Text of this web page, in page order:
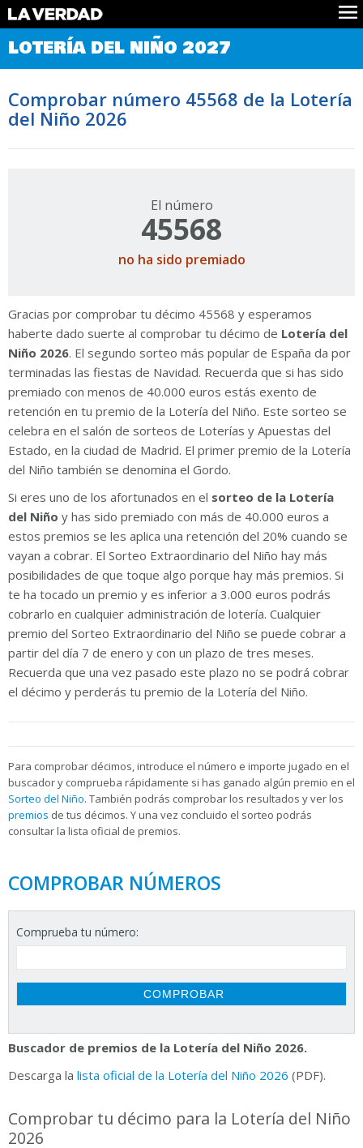
Comprobar Loteria del Niño
Premios
Noticias
Datos
Historia
LOTERÍA DEL NIÑO 2027
Comprobar número 45568 de la Lotería
del Niño 2026
El número
45568
no ha sido premiado
Gracias por comprobar tu décimo 45568 y esperamos
haberte dado suerte al comprobar tu décimo de Lotería del
Niño 2026. El segundo sorteo más popular de España da por
terminadas las fiestas de Navidad. Recuerda que si has sido
premiado con menos de 40.000 euros estás exento de
retención en tu premio de la Lotería del Niño. Este sorteo se
celebra en el salón de sorteos de Loterías y Apuestas del
Estado, en la ciudad de Madrid. El primer premio de la Lotería
del Niño también se denomina el Gordo.
Si eres uno de los afortunados en el sorteo de la Lotería
del Niño y has sido premiado con más de 40.000 euros a
estos premios se les aplica una retención del 20% cuando se
vayan a cobrar. El Sorteo Extraordinario del Niño hay más
posibilidades de que toque algo porque hay más premios. Si
te ha tocado un premio y es inferior a 3.000 euros podrás
cobrarlo en cualquier administración de lotería. Cualquier
premio del Sorteo Extraordinario del Niño se puede cobrar a
partir del día 7 de enero y con un plazo de tres meses.
Recuerda que una vez pasado este plazo no se podrá cobrar
el décimo y perderás tu premio de la Lotería del Niño.
Para comprobar décimos, introduce el número e importe jugado en el
buscador y comprueba rápidamente si has ganado algún premio en el
Sorteo del Niño. También podrás comprobar los resultados y ver los
premios de tus décimos. Y una vez concluido el sorteo podrás
consultar la lista oficial de premios.
COMPROBAR NÚMEROS
Comprueba tu número:
Buscador de premios de la Lotería del Niño 2026.
Descarga la lista oficial de la Lotería del Niño 2026 (PDF).
Comprobar tu décimo para la Lotería del Niño
2026